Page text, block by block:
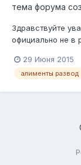
тема форума
Здравствуйте
официально не в
алиментов.
соглашение и не
29 Июня 2015
алименты развод